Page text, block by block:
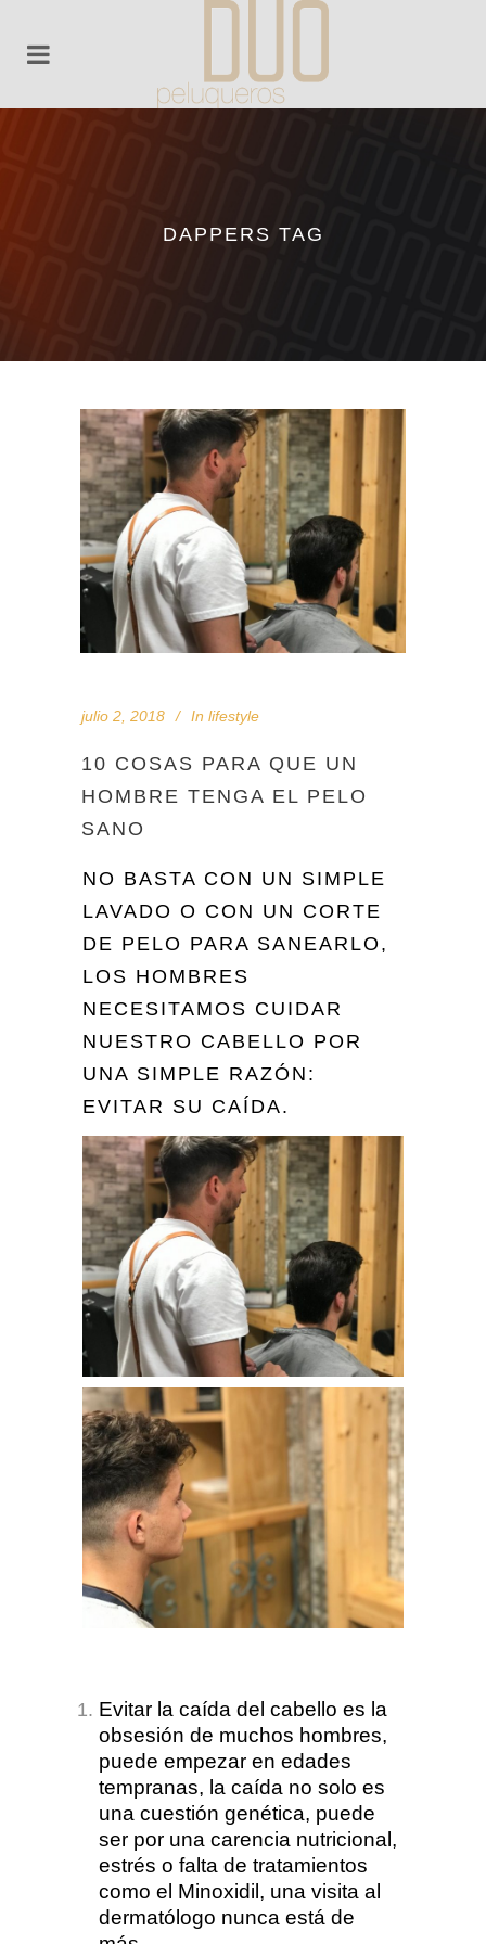
DAPPERS TAG
julio 2, 2018 In lifestyle
10 COSAS PARA QUE UN
HOMBRE TENGA EL PELO
SANO
NO BASTA CON UN SIMPLE
LAVADO O CON UN CORTE
DE PELO PARA SANEARLO,
LOS HOMBRES
NECESITAMOS CUIDAR
NUESTRO CABELLO POR
UNA SIMPLE RAZÓN:
EVITAR SU CAÍDA.
Evitar la caída del cabello es la
obsesión de muchos hombres,
puede empezar en edades
tempranas, la caída no solo es
una cuestión genética, puede
ser por una carencia nutricional,
estrés o falta de tratamientos
como el Minoxidil, una visita al
dermatólogo nunca está de